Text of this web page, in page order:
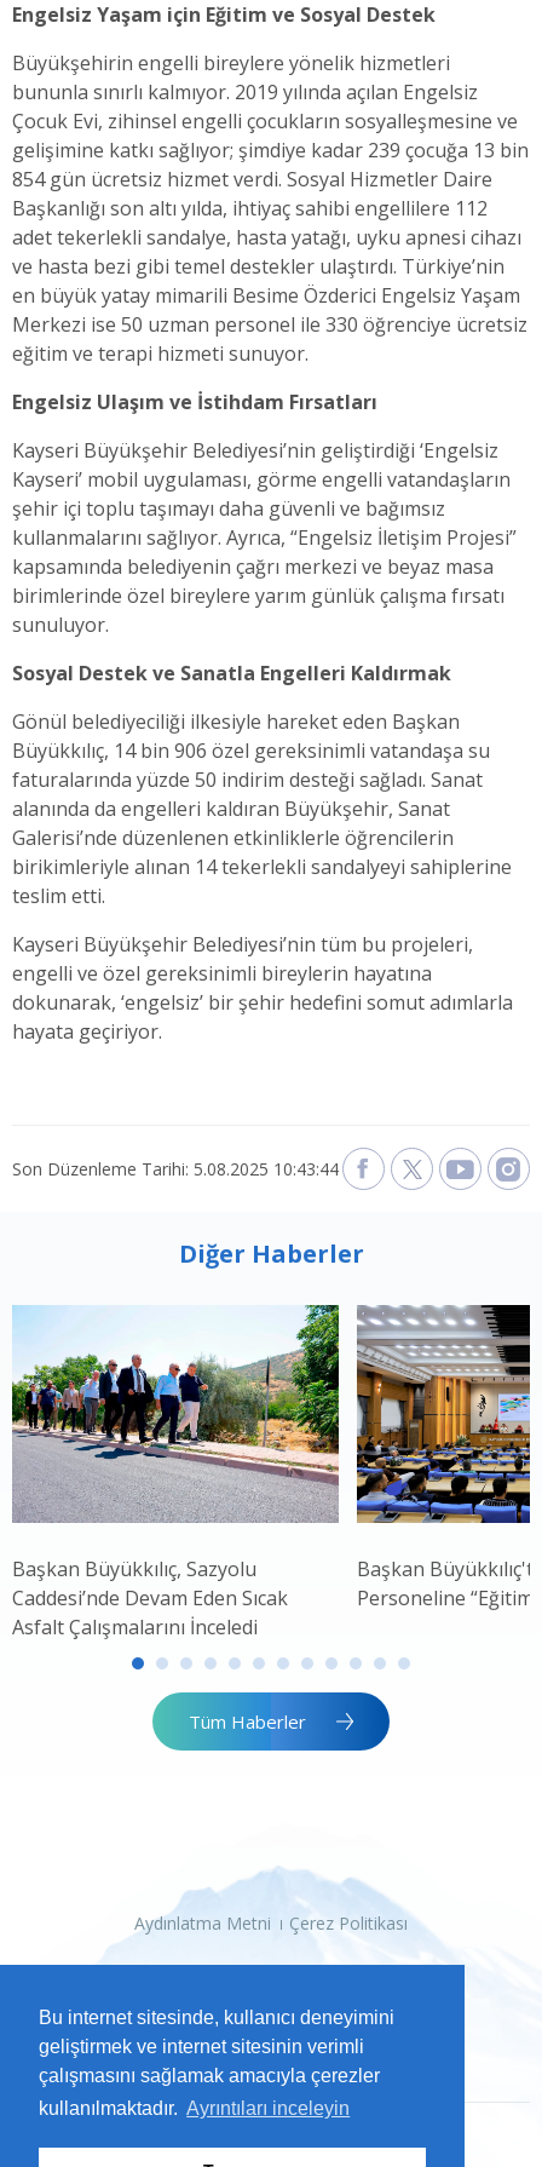
Bu internet sitesinde, kullanıcı deneyimini
geliştirmek ve internet sitesinin verimli
çalışmasını sağlamak amacıyla çerezler
kullanılmaktadır. Ayrıntıları inceleyin
Engelsiz Yaşam için Eğitim ve Sosyal Destek
Büyükşehirin engelli bireylere yönelik hizmetleri
bununla sınırlı kalmıyor. 2019 yılında açılan Engelsiz
Çocuk Evi, zihinsel engelli çocukların sosyalleşmesine ve
gelişimine katkı sağlıyor; şimdiye kadar 239 çocuğa 13 bin
854 gün ücretsiz hizmet verdi. Sosyal Hizmetler Daire
Başkanlığı son altı yılda, ihtiyaç sahibi engellilere 112
adet tekerlekli sandalye, hasta yatağı, uyku apnesi cihazı
ve hasta bezi gibi temel destekler ulaştırdı. Türkiye’nin
en büyük yatay mimarili Besime Özderici Engelsiz Yaşam
Merkezi ise 50 uzman personel ile 330 öğrenciye ücretsiz
eğitim ve terapi hizmeti sunuyor.
Engelsiz Ulaşım ve İstihdam Fırsatları
Kayseri Büyükşehir Belediyesi’nin geliştirdiği ‘Engelsiz
Kayseri’ mobil uygulaması, görme engelli vatandaşların
şehir içi toplu taşımayı daha güvenli ve bağımsız
kullanmalarını sağlıyor. Ayrıca, “Engelsiz İletişim Projesi”
kapsamında belediyenin çağrı merkezi ve beyaz masa
birimlerinde özel bireylere yarım günlük çalışma fırsatı
sunuluyor.
Sosyal Destek ve Sanatla Engelleri Kaldırmak
Gönül belediyeciliği ilkesiyle hareket eden Başkan
Büyükkılıç, 14 bin 906 özel gereksinimli vatandaşa su
faturalarında yüzde 50 indirim desteği sağladı. Sanat
alanında da engelleri kaldıran Büyükşehir, Sanat
Galerisi’nde düzenlenen etkinliklerle öğrencilerin
birikimleriyle alınan 14 tekerlekli sandalyeyi sahiplerine
teslim etti.
Kayseri Büyükşehir Belediyesi’nin tüm bu projeleri,
engelli ve özel gereksinimli bireylerin hayatına
dokunarak, ‘engelsiz’ bir şehir hedefini somut adımlarla
hayata geçiriyor.
Son Düzenleme Tarihi: 5.08.2025 10:43:44
Diğer Haberler
Başkan Büyükkılıç, Sazyolu
Caddesi’nde Devam Eden Sıcak
Asfalt Çalışmalarını İnceledi
Başkan
Personeline
Tüm Haberler
Aydınlatma Metni Çerez Politikası